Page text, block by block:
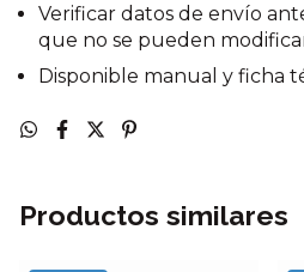
Verificar datos de envío
que no se pueden
Disponible manual y ficha
Productos similares